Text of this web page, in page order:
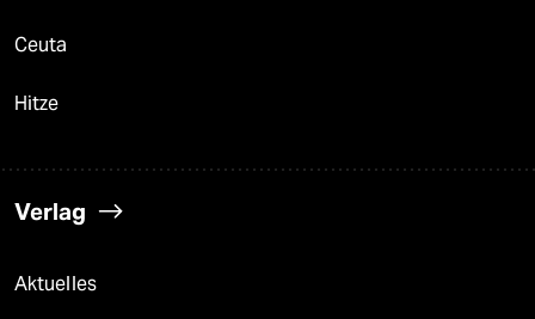
Ceuta
Hitze
Verlag
Aktuelles